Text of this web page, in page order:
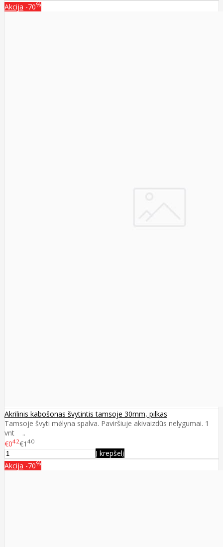
Akcija -70%
Akrilinis kabošonas švytintis tamsoje 30mm, pilkas
Tamsoje švyti mėlyna spalva. Paviršiuje akivaizdūs nelygumai. 1
vnt ..
€042€1 40
Į krepšelį
Akcija -70%